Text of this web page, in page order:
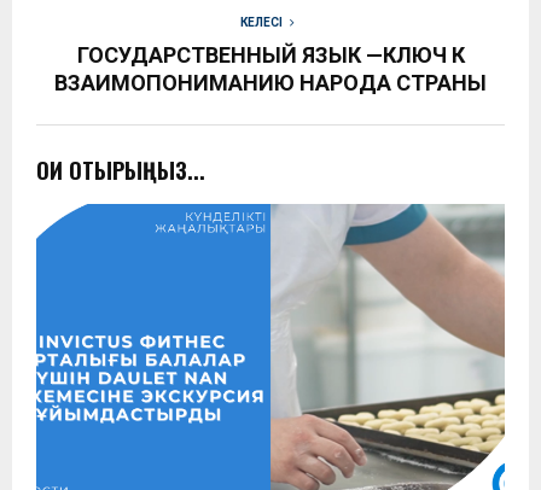
КЕЛЕСІ
ГОСУДАРСТВЕННЫЙ ЯЗЫК —КЛЮЧ К
ВЗАИМОПОНИМАНИЮ НАРОДА СТРАНЫ
ОҚИ ОТЫРЫҢЫЗ...